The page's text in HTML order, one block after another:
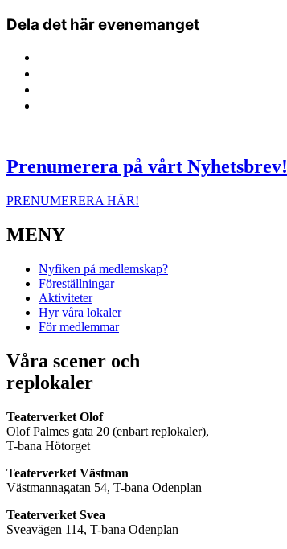
Dela det här evenemanget
Prenumerera på vårt Nyhetsbrev!
PRENUMERERA HÄR!
MENY
Nyfiken på medlemskap?
Föreställningar
Aktiviteter
Hyr våra lokaler
För medlemmar
Våra scener och
replokaler
Teaterverket Olof
Olof Palmes gata 20 (enbart replokaler),
T-bana Hötorget
Teaterverket Västman
Västmannagatan 54, T-bana Odenplan
Teaterverket Svea
Sveavägen 114, T-bana Odenplan